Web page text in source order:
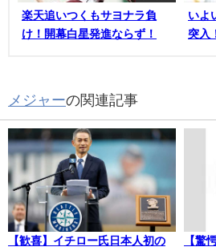
楽天追いつくもサヨナラ負
け！開幕白星発進ならず！
いよ
突入
メジャーの関連記事
【歓喜】イチロー氏日本人初の
【驚